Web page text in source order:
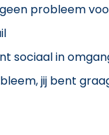
probleem
sociaal in
jij bent